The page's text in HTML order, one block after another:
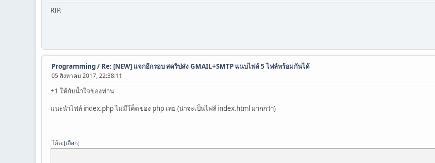
RIP.
Programming/ Re: [NEW] แจกอีกรอบ สคริปส่ง GMAIL+SMTP แนบไฟล์ 5 ไฟล์พร้อมกันได้
05 สิงหาคม 2017, 22:38:11
+1 ให้กับน้ำใจของท่าน
แนะนำไฟล์ index.php ไม่มีโค็ดของ php เลย (น่าจะเป็นไฟล์ index.html มากกว่า)
โค้ด เลือก